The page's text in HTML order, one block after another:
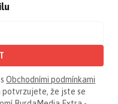
Obchodními podmínkami
potvrzujete, že jste se